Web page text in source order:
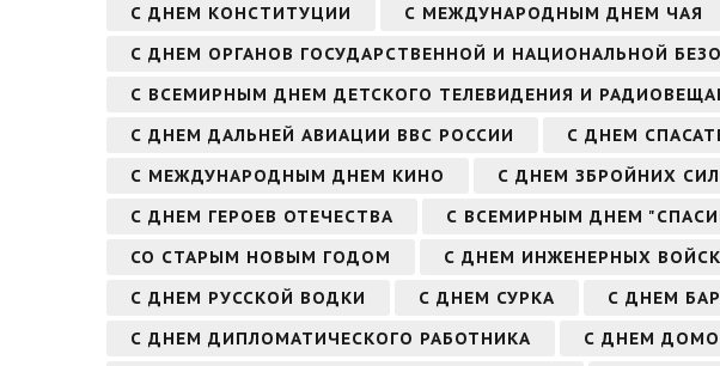
С ДНЕМ КОНСТИТУЦИИ
С МЕЖДУНАРОДНЫМ ДНЕМ ЧАЯ
С ДНЕМ ОРГАНОВ ГОСУДАРСТВЕННОЙ И НАЦИОНАЛЬНОЙ
С ВСЕМИРНЫМ ДНЕМ ДЕТСКОГО ТЕЛЕВИДЕНИЯ И
С ДНЕМ ДАЛЬНЕЙ АВИАЦИИ ВВС РОССИИ
С ДНЕМ
С МЕЖДУНАРОДНЫМ ДНЕМ КИНО
С ДНЕМ ЗБРОЙНИХ
С ДНЕМ ГЕРОЕВ ОТЕЧЕСТВА
С ВСЕМИРНЫМ ДНЕМ
СО СТАРЫМ НОВЫМ ГОДОМ
С ДНЕМ ИНЖЕНЕРНЫХ ВОЙСК
С ДНЕМ РУССКОЙ ВОДКИ
С ДНЕМ СУРКА С ДНЕМ
С ДНЕМ ДИПЛОМАТИЧЕСКОГО РАБОТНИКА
С ДНЕМ